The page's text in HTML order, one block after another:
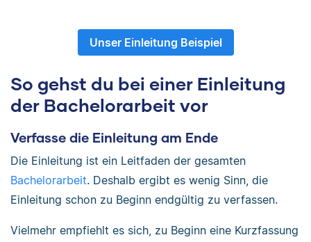
Unser Einleitung Beispiel
So gehst du bei einer Einleitung
der Bachelorarbeit vor
Verfasse die Einleitung am Ende
Die Einleitung ist ein Leitfaden der gesamten
Bachelorarbeit. Deshalb ergibt es wenig Sinn, die
Einleitung schon zu Beginn endgültig zu verfassen.
Vielmehr empfiehlt es sich, zu Beginn eine Kurzfassung